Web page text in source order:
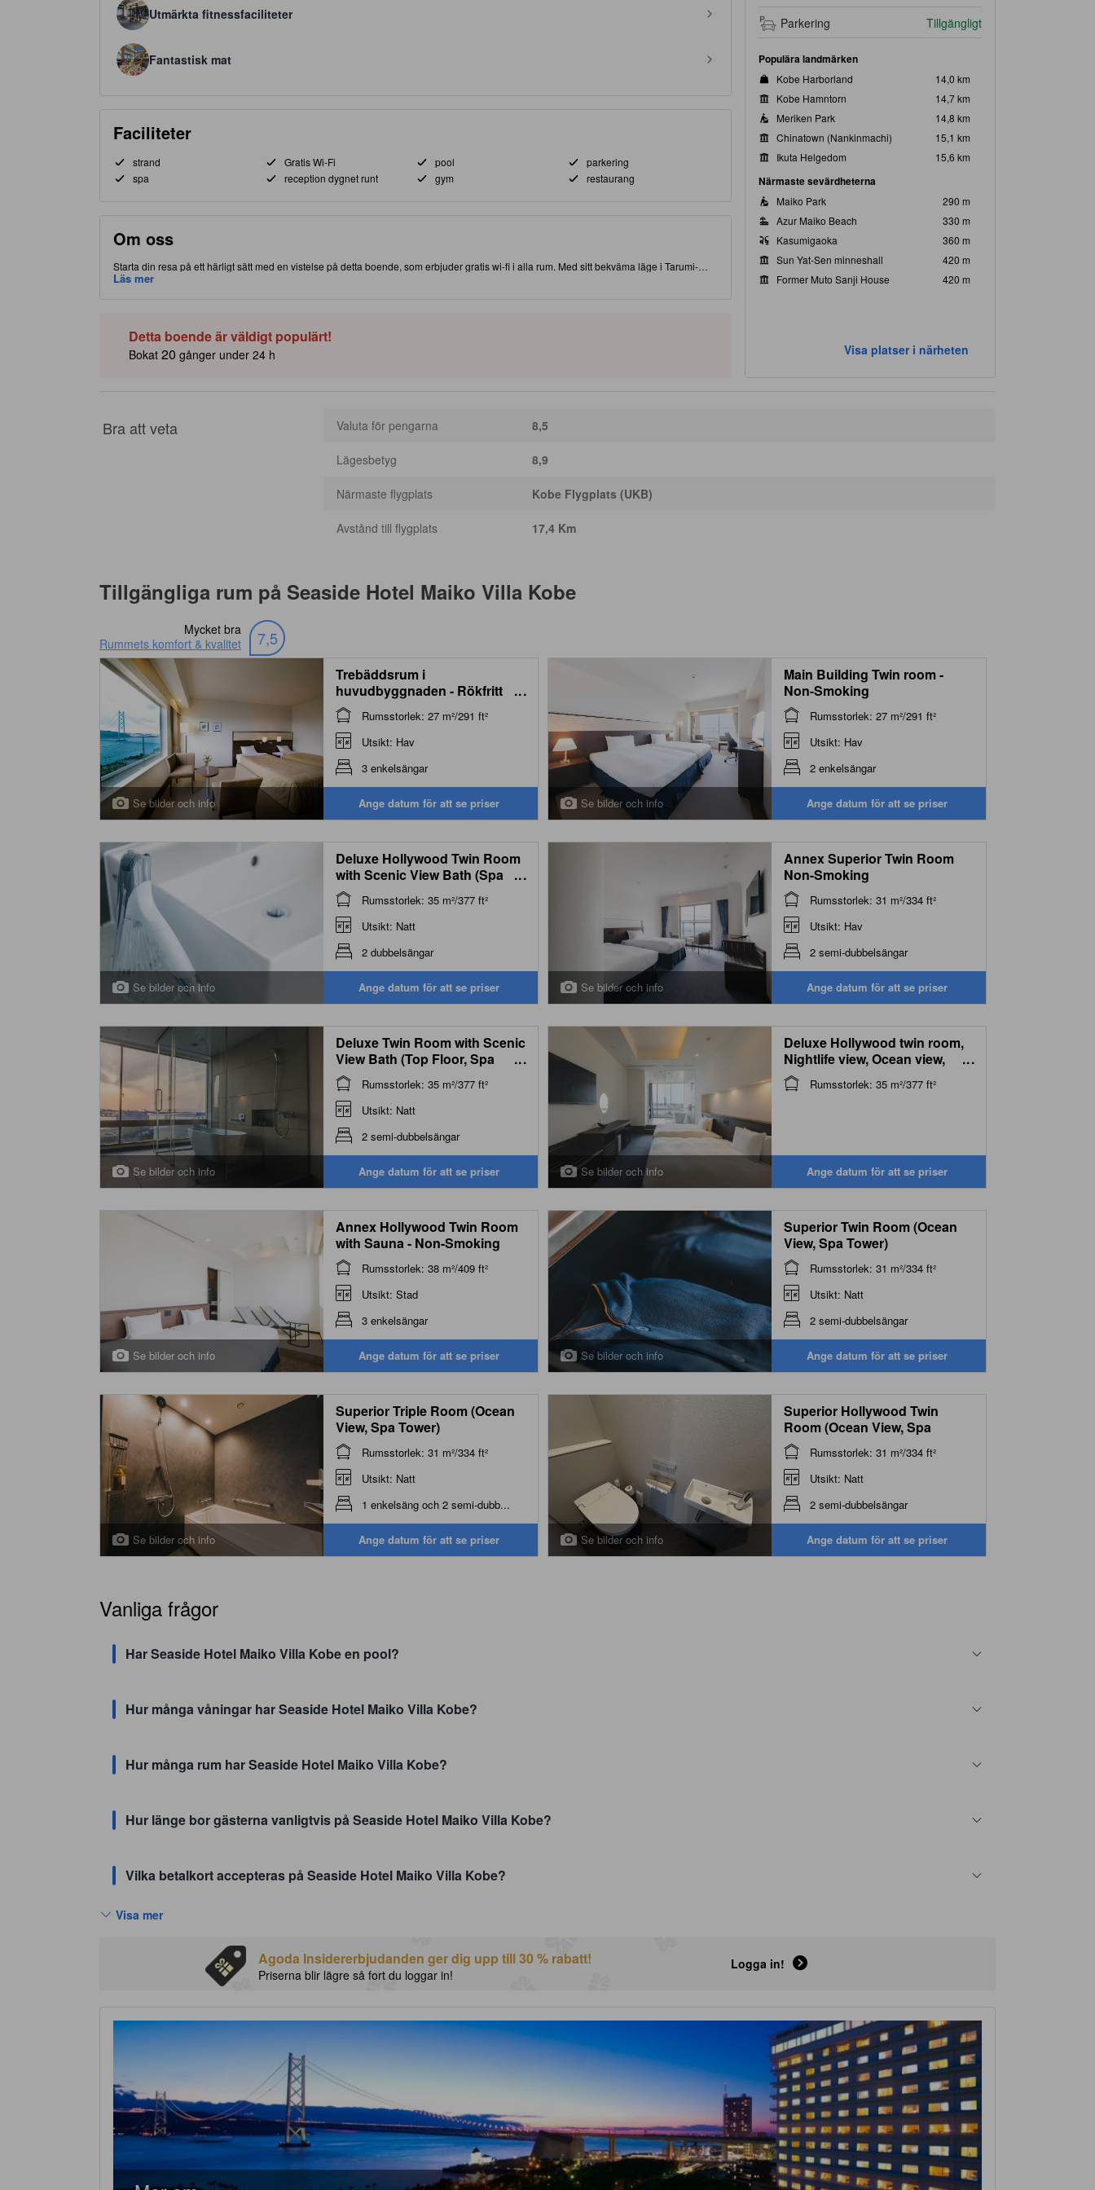
Utmärkta fitnessfaciliteter
Fantastisk mat
Faciliteter
strand Gratis Wi-Fi pool
parkering
spa
reception dygnet runt gym restaurang
Om oss
Starta din resa på ett härligt sätt med en vistelse på detta boende, som erbjuder gratis wi-fi i alla rum. Med sitt bekväma läge i Tarumi-
delen av Kobe, gör detta boende att du har nära till både attraktioner och intressanta matställen. Åk inte härifrån förrän du besökt
Läs mer
Detta boende är väldigt populärt!
Bokat 20 gånger under 24 h
Parkering Tillgängligt
Populära landmärken
Kobe Harborland
14,0 km
Kobe Hamntorn
14,7 km
Meriken Park
14,8 km
Chinatown (Nankinmachi)
15,1 km
Ikuta Helgedom
15,6 km
Närmaste sevärdheterna
Maiko Park
290 m
Azur Maiko Beach
330 m
Kasumigaoka
360 m
Sun Yat-Sen minneshall
420 m
Former Muto Sanji House
420 m
Visa platser i närheten
Bra att veta Valuta för pengarna 8,5
Lägesbetyg 8,9
Närmaste flygplats Kobe Flygplats (UKB)
Avstånd till flygplats 17,4 Km
Tillgängliga rum på Seaside Hotel Maiko Villa Kobe
Mycket bra
Rummets komfort & kvalitet
7,5
Se bilder och info
Trebäddsrum i
huvudbyggnaden - Rökfritt
(Main Building Triple Room -
Non-Smoking)
...
Rumsstorlek: 27 m²/291 ft²
Utsikt: Hav
3 enkelsängar
Ange datum för att se priser Se bilder och info
Main Building Twin room -
Non-Smoking
Rumsstorlek: 27 m²/291 ft²
Utsikt: Hav
2 enkelsängar
Ange datum för att se priser
Se bilder och info
Deluxe Hollywood Twin Room
with Scenic View Bath (Spa
Tower)
...
Rumsstorlek: 35 m²/377 ft²
Utsikt: Natt
2 dubbelsängar
Ange datum för att se priser Se bilder och info
Annex Superior Twin Room
Non-Smoking
Rumsstorlek: 31 m²/334 ft²
Utsikt: Hav
2 semi-dubbelsängar
Ange datum för att se priser
Se bilder och info
Deluxe Twin Room with Scenic
View Bath (Top Floor, Spa
Tower)
...
Rumsstorlek: 35 m²/377 ft²
Utsikt: Natt
2 semi-dubbelsängar
Ange datum för att se priser Se bilder och info
Deluxe Hollywood twin room,
Nightlife view, Ocean view,
Non-smoking (New Building)
...
Rumsstorlek: 35 m²/377 ft²
Ange datum för att se priser
Se bilder och info
Annex Hollywood Twin Room
with Sauna - Non-Smoking
Rumsstorlek: 38 m²/409 ft²
Utsikt: Stad
3 enkelsängar
Ange datum för att se priser Se bilder och info
Superior Twin Room (Ocean
View, Spa Tower)
Rumsstorlek: 31 m²/334 ft²
Utsikt: Natt
2 semi-dubbelsängar
Ange datum för att se priser
Se bilder och info
Superior Triple Room (Ocean
View, Spa Tower)
Rumsstorlek: 31 m²/334 ft²
Utsikt: Natt
1 enkelsäng och 2 semi-dubb...
Ange datum för att se priser Se bilder och info
Superior Hollywood Twin
Room (Ocean View, Spa
Tower)Rumsstorlek: 31 m²/334 ft²
Utsikt: Natt
2 semi-dubbelsängar
Ange datum för att se priser
Vanliga frågor
Har Seaside Hotel Maiko Villa Kobe en pool?
Hur många våningar har Seaside Hotel Maiko Villa Kobe?
Hur många rum har Seaside Hotel Maiko Villa Kobe?
Hur länge bor gästerna vanligtvis på Seaside Hotel Maiko Villa Kobe?
Vilka betalkort accepteras på Seaside Hotel Maiko Villa Kobe?
Visa mer
Agoda Insidererbjudanden ger dig upp till 30 % rabatt!
Priserna blir lägre så fort du loggar in!
Logga in!